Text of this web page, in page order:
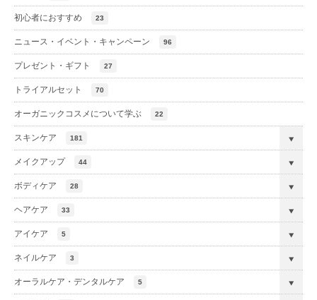
初心者におすすめ 23
ニュース・イベント・キャンペーン 96
プレゼント・ギフト 27
トライアルセット 70
オーガニックコスメについて学ぶ 22
スキンケア 181
メイクアップ 44
ボディケア 28
ヘアケア 33
アイケア 5
ネイルケア 3
オーラルケア・デンタルケア 5